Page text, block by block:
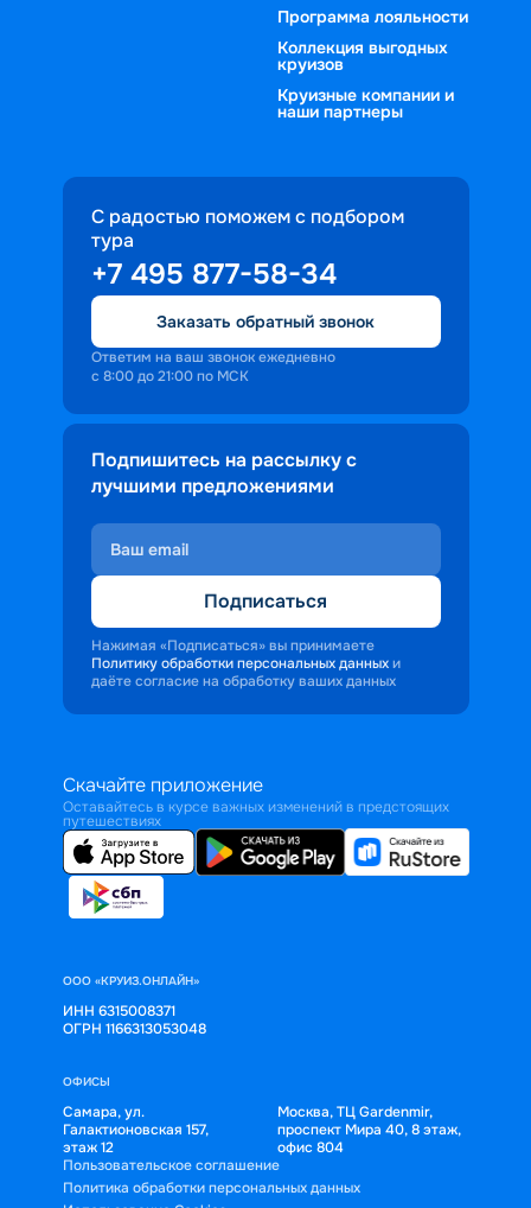
Программа лояльности
Коллекция выгодных
круизов
Круизные компании и
наши партнеры
С радостью поможем с подбором
тура
+7 495 877-58-34
Заказать обратный звонок
Ответим на ваш звонок ежедневно
с 8:00 до 21:00 по МСК
Подпишитесь на рассылку с
лучшими предложениями
Подписаться
Нажимая «Подписаться» вы принимаете
Политику обработки персональных данных и
даёте согласие на обработку ваших данных
Скачайте приложение
Оставайтесь в курсе важных изменений в предстоящих
путешествиях
ООО «КРУИЗ.ОНЛАЙН»
ИНН 6315008371
ОГРН 1166313053048
ОФИСЫ
Самара, ул.
Галактионовская 157,
этаж 12
Москва, ТЦ Gardenmir,
проспект Мира 40, 8 этаж,
офис 804
Пользовательское соглашение
Политика обработки персональных данных